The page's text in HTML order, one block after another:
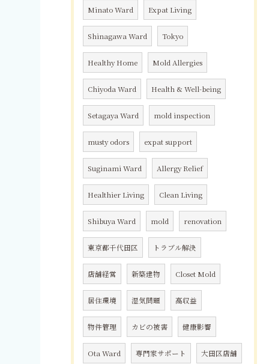
Minato Ward Expat Living
Shinagawa Ward Tokyo
Healthy Home Mold Allergies
Chiyoda Ward Health & Well-being
Setagaya Ward mold inspection
musty odors expat support
Suginami Ward Allergy Relief
Healthier Living Clean Living
Shibuya Ward mold renovation
東京都千代田区 トラブル解決
店舗経営 新築建物 Closet Mold
居住環境 湿気問題 高収益
物件管理 カビの被害 健康影響
Ota Ward 専門家サポート 大田区店舗